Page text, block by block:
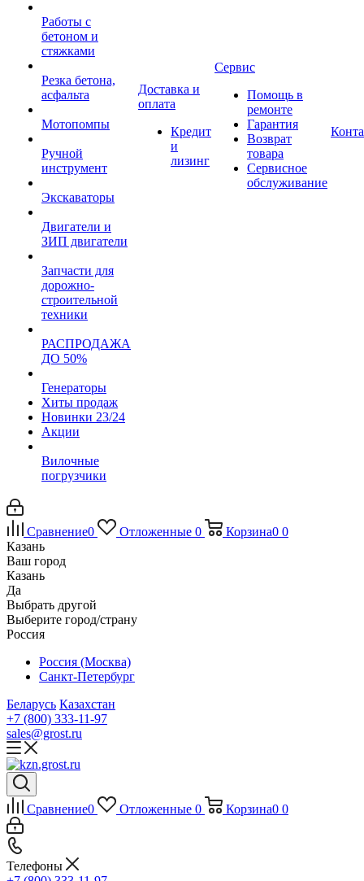
Работы с
бетоном и
стяжками
Резка бетона,
асфальта
Мотопомпы
Ручной
инструмент
Экскаваторы
Двигатели и
ЗИП двигатели
Запчасти для
дорожно-
строительной
техники
РАСПРОДАЖА
ДО 50%
Генераторы
Хиты продаж
Новинки 23/24
Акции
Вилочные
погрузчики
Доставка и
оплата
Кредит
и
лизинг
Сервис
Помощь в
ремонте
Гарантия
Возврат
товара
Сервисное
обслуживание
Сравнение0 Отложенные 0 Корзина0 0
Казань
Ваш город
Казань
Да
Выбрать другой
Выберите город/страну
Россия
Россия (Москва)
Санкт-Петербург
Беларусь Казахстан
+7 (800) 333-11-97
sales@grost.ru
Сравнение0 Отложенные 0 Корзина0 0
Телефоны